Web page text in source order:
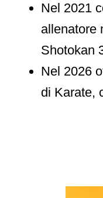
Nel 2021
allenatore
Shotokan
Nel 2026
di Karate,